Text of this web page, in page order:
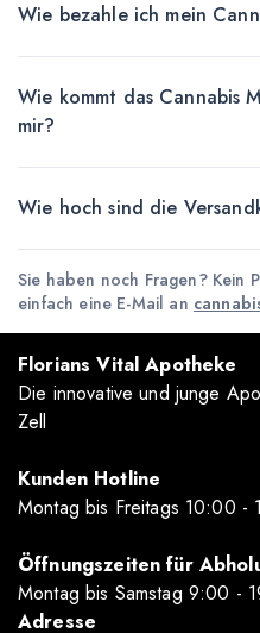
Wie bezahle ich mein
Wie kommt das Cannabis
mir?
Wie hoch sind die
Sie haben noch Fragen? Kein
einfach eine E-Mail an
Florians Vital Apotheke
Die innovative und junge
Zell
Kunden Hotline
Montag bis Freitags 10:00 -
Öffnungszeiten für
Montag bis Samstag 9:00 -
Adresse